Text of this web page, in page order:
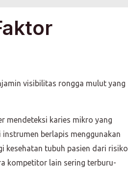
visibilitas rongga mulut yang
mendeteksi karies mikro yang
berlapis menggunakan
kesehatan tubuh pasien dari risiko
kompetitor lain sering terburu-